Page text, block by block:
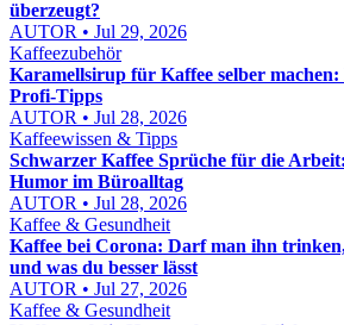
überzeugt?
AUTOR • Jul 29, 2026
Kaffeezubehör
Karamellsirup für Kaffee selber machen:
Profi-Tipps
AUTOR • Jul 28, 2026
Kaffeewissen & Tipps
Schwarzer Kaffee Sprüche für die
Humor im Büroalltag
AUTOR • Jul 28, 2026
Kaffee & Gesundheit
Kaffee bei Corona: Darf man ihn
und was du besser lässt
AUTOR • Jul 27, 2026
Kaffee & Gesundheit